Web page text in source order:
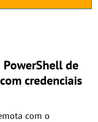
PowerShell de
credenciais
com o